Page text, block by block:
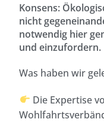
Konsens:
nicht
notwendig hier
und einzufordern.
Was haben wir
Die Expertise